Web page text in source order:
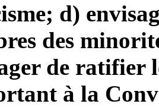
d)
des
de ratifier
à la